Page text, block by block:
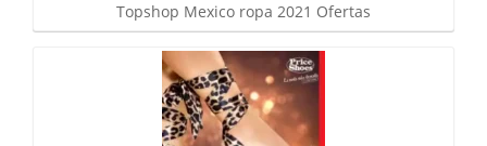
Topshop Mexico ropa 2021 Ofertas